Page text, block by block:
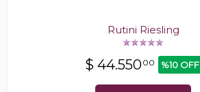
Rutini Riesling
$ 44.55000 %10 OFF